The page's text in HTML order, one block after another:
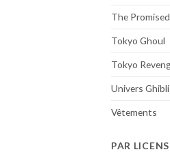
The
Tokyo Ghoul
Tokyo
Univers Ghibli
Vêtements
PAR